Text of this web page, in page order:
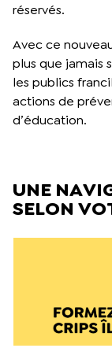
réservés.
Avec ce
plus que jamais
les publics
actions de
d’éducation.
UNE
SELON